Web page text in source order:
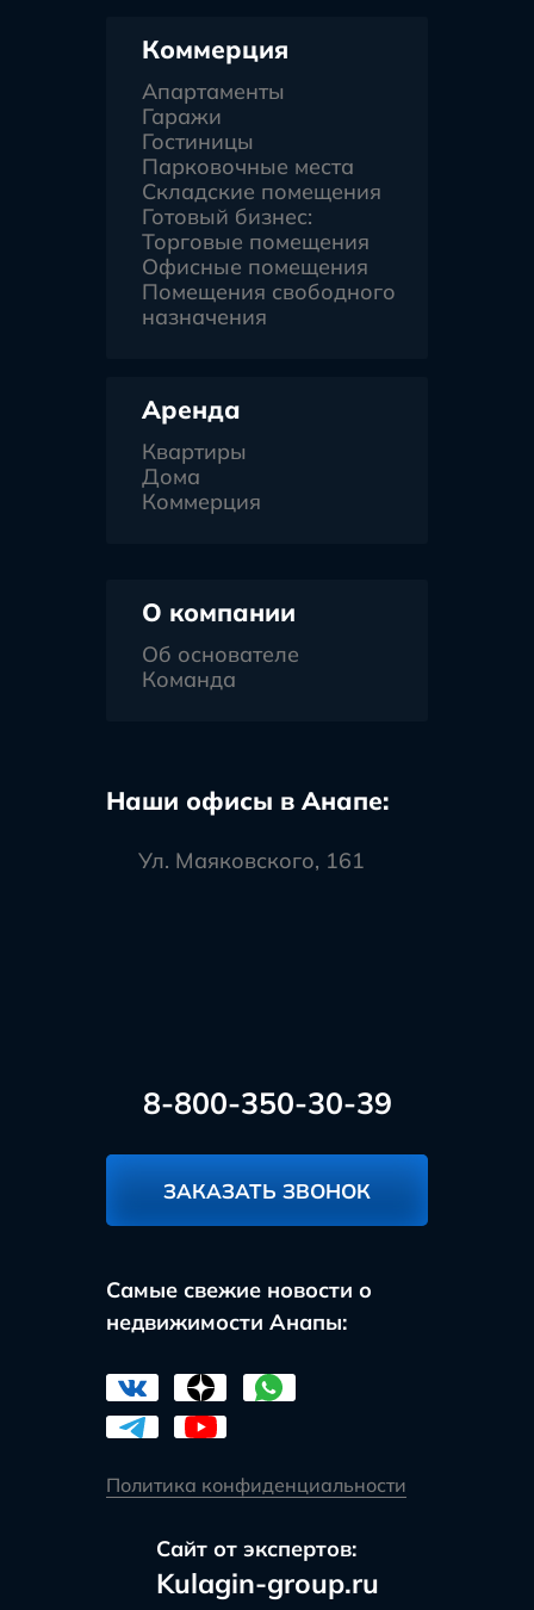
Коммерция
Апартаменты
Гаражи
Гостиницы
Парковочные места
Складские помещения
Готовый бизнес:
Торговые помещения
Офисные помещения
Помещения свободного
назначения
Аренда
Квартиры
Дома
Коммерция
О компании
Об основателе
Команда
Наши офисы в Анапе:
Ул. Маяковского, 161
8-800-350-30-39
ЗАКАЗАТЬ ЗВОНОК
Самые свежие новости о
недвижимости Анапы:
Политика конфиденциальности
Сайт от экспертов:
Kulagin-group.ru